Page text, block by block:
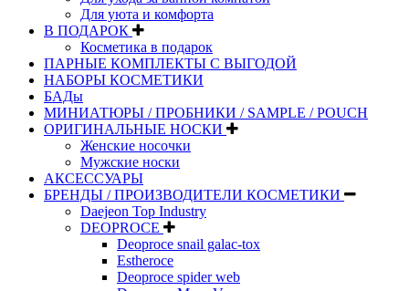
Для уюта и комфорта
В ПОДАРОК
Косметика в подарок
ПАРНЫЕ КОМПЛЕКТЫ С ВЫГОДОЙ
НАБОРЫ КОСМЕТИКИ
БАДы
МИНИАТЮРЫ / ПРОБНИКИ / SAMPLE / POUCH
ОРИГИНАЛЬНЫЕ НОСКИ
Женские носочки
Мужские носки
АКСЕССУАРЫ
БРЕНДЫ / ПРОИЗВОДИТЕЛИ КОСМЕТИКИ
Daejeon Top Industry
DEOPROCE
Deoproce snail galac-tox
Estheroce
Deoproce spider web